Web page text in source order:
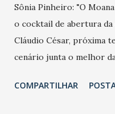
gente linda- puxa as
Bloc-Boris, a empresária
Sônia Pinheiro: "O
o cocktail de abertura
Cláudio César, próxima
cenário junta o melhor
e da cena internacional."
COMPARTILHAR